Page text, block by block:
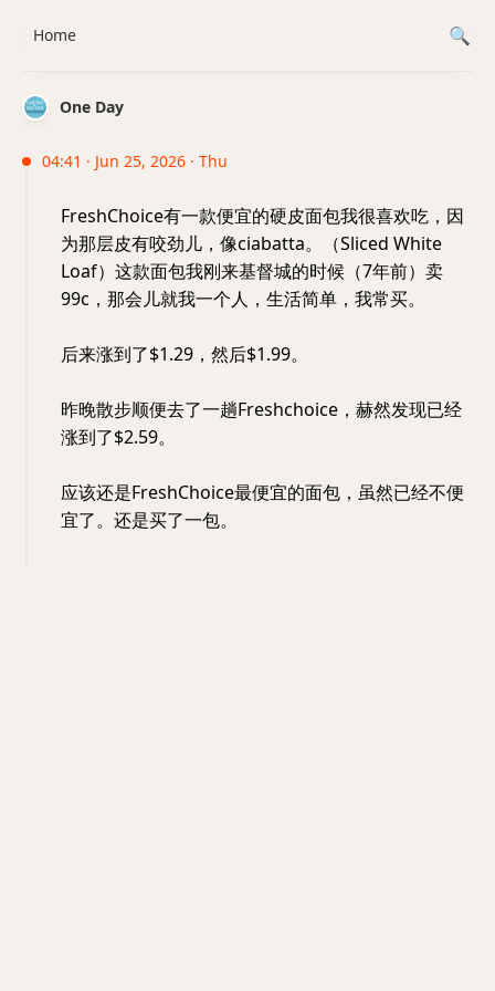
One Day
04:41 · Jun 25, 2026 · Thu
FreshChoice有一款便宜的硬皮面包我很喜欢吃，因
为那层皮有咬劲儿，像ciabatta。（Sliced White
Loaf）这款面包我刚来基督城的时候（7年前）卖
99c，那会儿就我一个人，生活简单，我常买。
后来涨到了$1.29，然后$1.99。
昨晚散步顺便去了一趟Freshchoice，赫然发现已经
涨到了$2.59。
应该还是FreshChoice最便宜的面包，虽然已经不便
宜了。还是买了一包。
Home